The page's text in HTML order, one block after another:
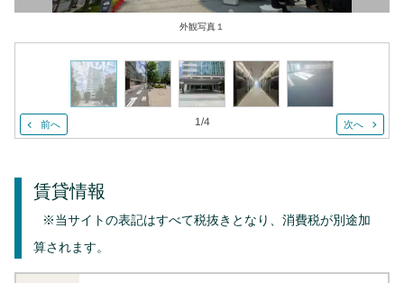
外観写真１
前へ 1/4 次へ
賃貸情報
※当サイトの表記はすべて税抜きとなり、消費税が別途加
算されます。